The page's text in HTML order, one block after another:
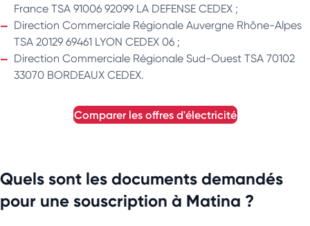
France TSA 91006 92099 LA DEFENSE CEDEX ;
Direction Commerciale Régionale Auvergne Rhône-Alpes
TSA 20129 69461 LYON CEDEX 06 ;
Direction Commerciale Régionale Sud-Ouest TSA 70102
33070 BORDEAUX CEDEX.
comparer les offres d'électricité
Quels sont les documents demandés
pour une souscription à Matina ?